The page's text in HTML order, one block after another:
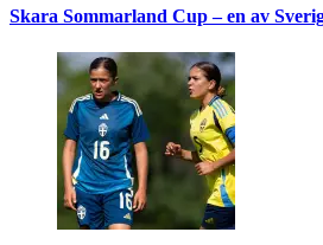
Skara Sommarland Cup – en av